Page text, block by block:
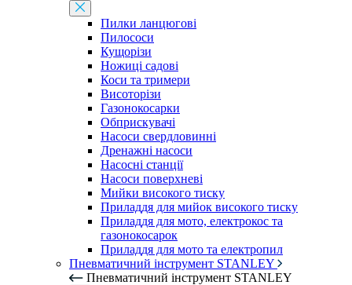
Пилки ланцюгові
Пилососи
Кущорізи
Ножиці садові
Коси та тримери
Висоторізи
Газонокосарки
Обприскувачі
Насоси свердловинні
Дренажні насоси
Насосні станції
Насоси поверхневі
Мийки високого тиску
Приладдя для мийок високого тиску
Приладдя для мото, електрокос та
газонокосарок
Приладдя для мото та електропил
Пневматичний інструмент STANLEY
Пневматичний інструмент STANLEY